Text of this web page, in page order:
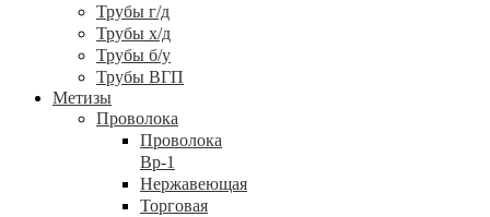
Трубы г/д
Трубы х/д
Трубы б/у
Трубы ВГП
Метизы
Проволока
Проволока
Вр-1
Нержавеющая
Торговая